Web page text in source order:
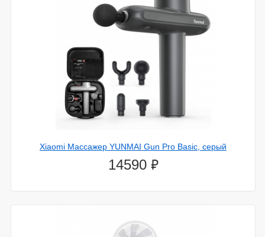
Xiaomi Массажер YUNMAI Gun Pro Basic, серый
14590 ⃏